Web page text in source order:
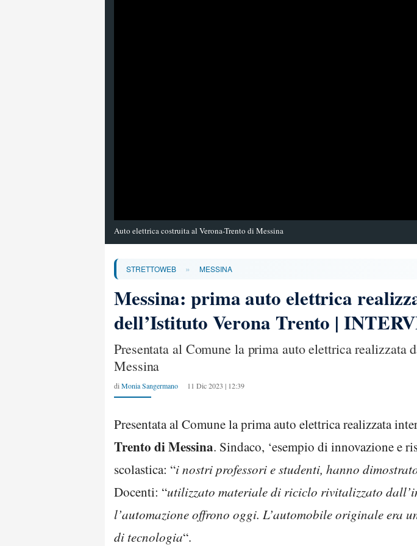
Auto elettrica costruita al Verona-Trento di Messina
STRETTOWEB » MESSINA
Messina: prima auto elettrica
dell’Istituto Verona Trento |
Presentata al Comune la prima auto elettrica realizzata
Messina
di Monia Sangermano 11 Dic 2023 | 12:39
Presentata al Comune la prima auto elettrica realizzata
Trento di Messina. Sindaco, ‘esempio di innovazione e
scolastica: “i nostri professori e studenti, hanno
Docenti: “utilizzato materiale di riciclo rivitalizzato
l’automazione offrono oggi. L’automobile originale era
di tecnologia“.